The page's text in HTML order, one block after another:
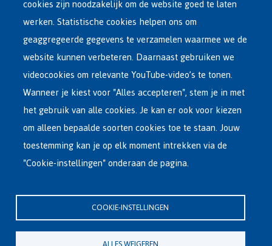
Dutch
Menu
OPVANGNETWERK
VRIJWILLIGE TERUGKEER
INTERNATIONAAL
OVER FEDASIL
Kartuizersstraat 21 , 1000 Brussel
Email : info@fedasil.be • T : +32-(0)2-213 44 11 • F : +32-(0)2-213 44 22
Privacy, copyright en disclaimer|Toegankelijkheidsverklaring
cookies zijn noodzakelijk om de website goed te laten
werken. Statistische cookies helpen ons om
geaggregeerde gegevens te verzamelen waarmee we de
website kunnen verbeteren. Daarnaast gebruiken we
videocookies om relevante YouTube-video’s te tonen.
Wanneer je kiest voor "Alles accepteren", stem je in met
het gebruik van alle cookies. Je kan er ook voor kiezen
om alleen bepaalde soorten cookies toe te staan. Jouw
toestemming kan je op elk moment intrekken via de
"Cookie-instellingen" onderaan de pagina.
COOKIE-INSTELLINGEN